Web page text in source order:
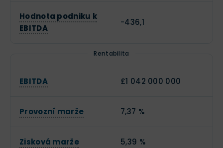
Hodnota podniku k
EBITDA
-436,1
Rentabilita
EBITDA £1 042 000 000
Provozní marže 7,37 %
Zisková marže 5,39 %